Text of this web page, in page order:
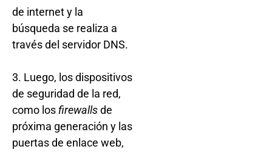
de internet y la
búsqueda se realiza a
través del servidor DNS.
3. Luego, los dispositivos
de seguridad de la red,
como los firewallsde
próxima generación y las
puertas de enlace web,